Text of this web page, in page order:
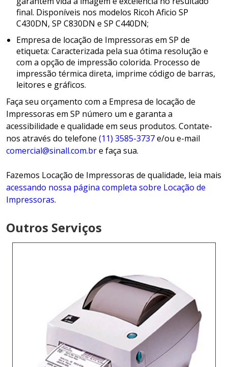
final. Disponíveis nos modelos Ricoh Aficio SP
C430DN, SP C830DN e SP C440DN;
Empresa de locação de Impressoras em SP de
etiqueta: Caracterizada pela sua ótima resolução e
com a opção de impressão colorida. Processo de
impressão térmica direta, imprime código de barras,
leitores e gráficos.
Faça seu orçamento com a Empresa de locação de
Impressoras em SP número um e garanta a
acessibilidade e qualidade em seus produtos. Contate-
nos através do telefone (11) 3585-3737e/ou e-mail
comercial@sinall.com.bre faça sua.
Fazemos Locação de Impressoras de qualidade, leia mais
acessando nossa página completa sobre Locação de
Impressoras.
Outros Serviços